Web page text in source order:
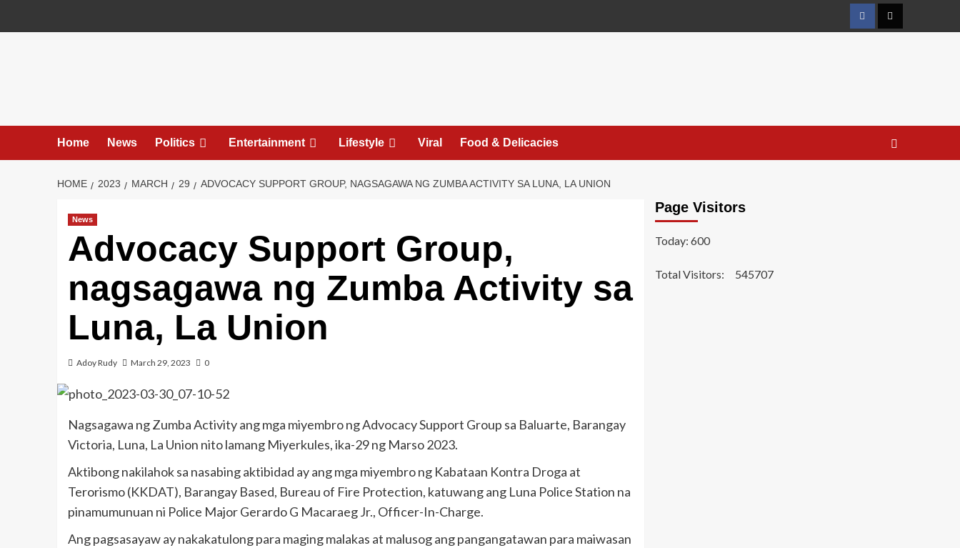
FacebookTwitter
Home News Politics Entertainment Lifestyle Viral Food & Delicacies
HOME 2023 MARCH 29 ADVOCACY SUPPORT GROUP, NAGSAGAWA NG ZUMBA ACTIVITY SA LUNA, LA UNION
News
Advocacy Support Group,
nagsagawa ng Zumba Activity sa
Luna, La Union
Adoy Rudy March 29, 2023 0
Nagsagawa ng Zumba Activity ang mga miyembro ng Advocacy Support Group sa Baluarte, Barangay
Victoria, Luna, La Union nito lamang Miyerkules, ika-29 ng Marso 2023.
Aktibong nakilahok sa nasabing aktibidad ay ang mga miyembro ng Kabataan Kontra Droga at
Terorismo (KKDAT), Barangay Based, Bureau of Fire Protection, katuwang ang Luna Police Station na
pinamumunuan ni Police Major Gerardo G Macaraeg Jr., Officer-In-Charge.
Ang pagsasayaw ay nakakatulong para maging malakas at malusog ang pangangatawan para maiwasan
Page Visitors
Today: 600
Total Visitors: 545707